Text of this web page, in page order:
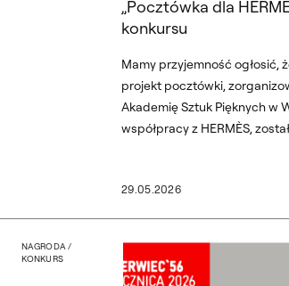
„Pocztówka dla
konkursu
Mamy przyjemność ogłosić,
projekt pocztówki,
Akademię Sztuk Pięknych w
współpracy z HERMÈS,
29.05.2026
Konkurs na plakat:
NAGRODA /
KONKURS